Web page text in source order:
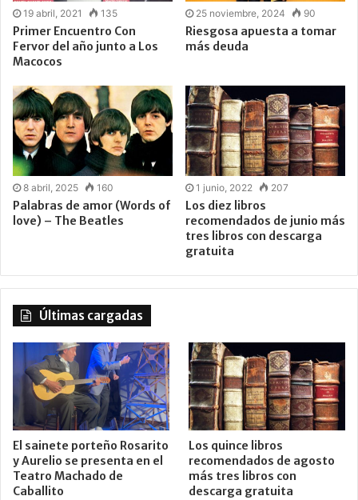
19 abril, 2021 135
Primer Encuentro Con
Fervor del año junto a Los
Macocos
25 noviembre, 2024 90
Riesgosa apuesta a tomar
más deuda
8 abril, 2025 160
Palabras de amor (Words of
love) – The Beatles
1 junio, 2022 207
Los diez libros
recomendados de junio más
tres libros con descarga
gratuita
Últimas cargadas
El sainete porteño Rosarito
y Aurelio se presenta en el
Teatro Machado de
Caballito
Los quince libros
recomendados de agosto
más tres libros con
descarga gratuita